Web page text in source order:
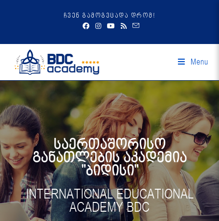
ჩვენ გამოგვცადა დრომ!
Menu
საერთაშორისო
განათლების აკადემია
"ბიდისი"
INTERNATIONAL EDUCATIONAL
ACADEMY BDC